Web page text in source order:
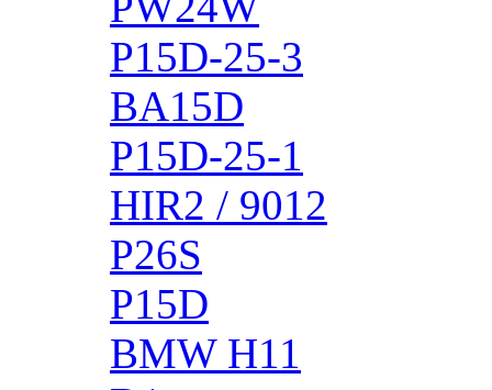
P15D-25-3
BA15D
P15D-25-1
HIR2 / 9012
P26S
P15D
BMW H11